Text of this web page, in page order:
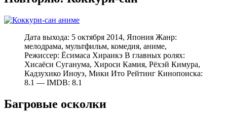
Дата выхода: 5 октября 2014, Япония Жанр:
мелодрама, мультфильм, комедия, аниме,
Режиссер: Ёсимаса Хираикэ В главных ролях:
Хисаёси Суганума, Хироси Камия, Рёхэй Кимура,
Кадзухико Иноуэ, Мики Ито Рейтинг Кинопоиска:
8.1 — IMDB: 8.1
Багровые осколки